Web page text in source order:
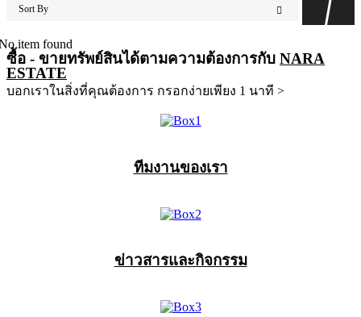
Sort By
item found
ซื้อ - ขายทรัพย์สินได้ตามความต้องการกับ NARA
ESTATE
บอกเราในสิ่งที่คุณต้องการ กรอกง่ายเพียง 1 นาที >
ทีมงานของเรา
ข่าวสารและกิจกรรม